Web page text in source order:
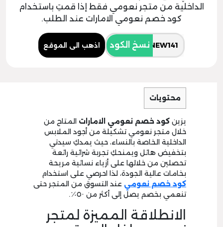
الداخلية من متجر نعومي فقط إذا قمتِ باستخدام
كود خصم نعومي الامارات عند الطلب.
نسخ الكود اذهب الى الموقع
محتويات
يزين كود خصم نعومي الامارات المتاح من
خلال متجر نعومي تشكيلة من أجود الملابس
الداخلية الخاصة بالنساء، حيث يمدكِ سيدتي
بتخفيض هائل ويمنحكِ تجربة شرائية رائعة
تحصلين من خلالها على أزياء نسائية مريحة
بخامات عالية الجودة، لذا احرصي على استخدام
كود خصم نعومي عند التسوق من المتجر حتى
تنعمي بخصم يصل إلى أكثر من ٥٠٪.
الانطلاقة المميزة لمتجر